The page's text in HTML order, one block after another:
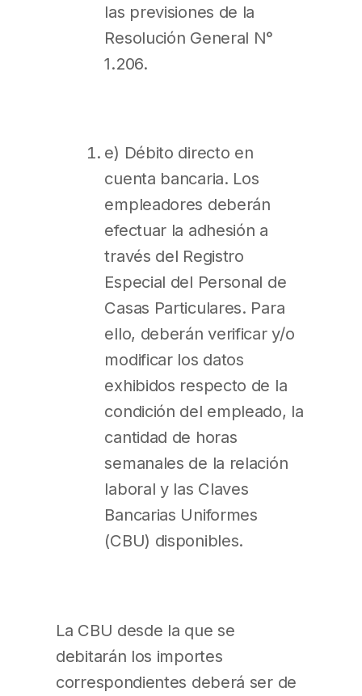
las previsiones de la
Resolución General N°
1.206.
e) Débito directo en
cuenta bancaria. Los
empleadores deberán
efectuar la adhesión a
través del Registro
Especial del Personal de
Casas Particulares. Para
ello, deberán verificar y/o
modificar los datos
exhibidos respecto de la
condición del empleado, la
cantidad de horas
semanales de la relación
laboral y las Claves
Bancarias Uniformes
(CBU) disponibles.
La CBU desde la que se
debitarán los importes
correspondientes deberá ser de